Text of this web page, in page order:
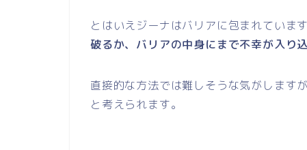
とはいえジーナはバリアに包まれていま
破るか、バリアの中身にまで不幸が入り
直接的な方法では難しそうな気がします
と考えられます。